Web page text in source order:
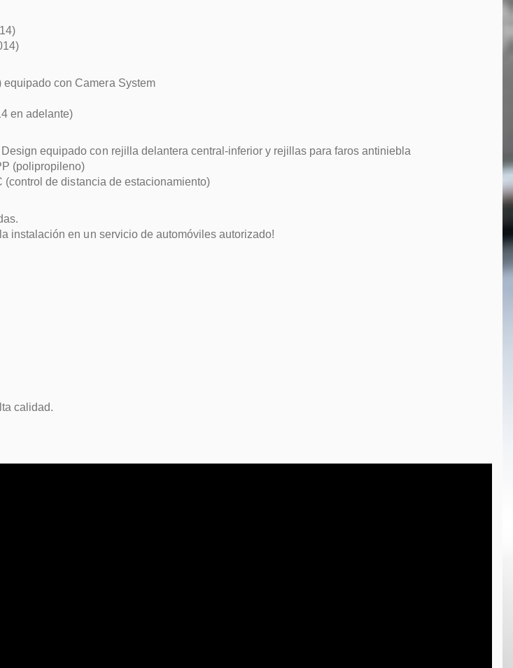
equipado con Camera System
en adelante)
equipado con rejilla delantera central-inferior y rejillas para faros antiniebla
(polipropileno)
de distancia de estacionamiento)
instalación en un servicio de automóviles autorizado!
calidad.